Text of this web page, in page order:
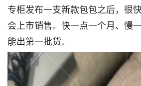
专柜发布一支新款包包之后，很
会上市销售。快一点一个月、慢
能出第一批货。